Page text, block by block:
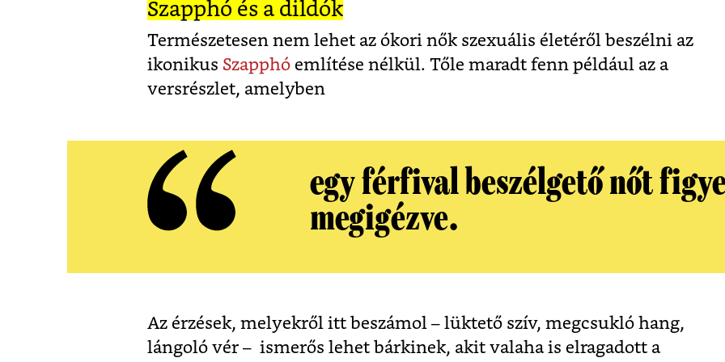
Szapphó és a dildók
Természetesen nem lehet az ókori nők szexuális életéről beszélni az
ikonikus Szapphó említése nélkül. Tőle maradt fenn például az a
versrészlet, amelyben
egy férfival beszélgető nőt
megigézve.
Az érzések, melyekről itt beszámol – lüktető szív, megcsukló hang,
lángoló vér – ismerős lehet bárkinek, akit valaha is elragadott a